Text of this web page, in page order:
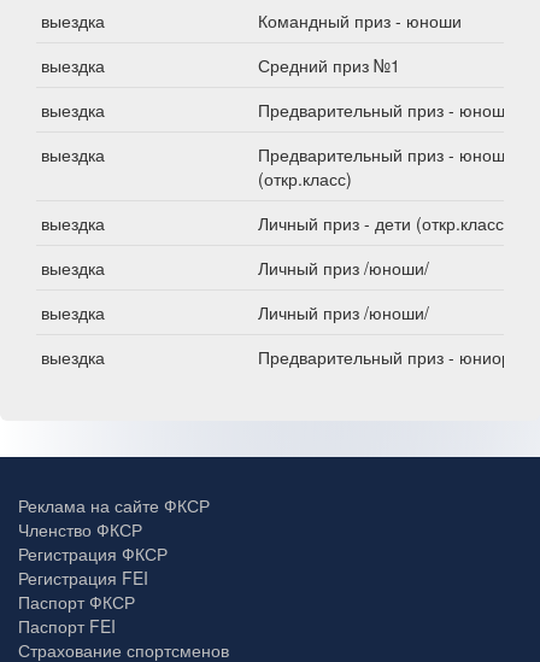
выездка
Командный приз - юноши
выездка
Средний приз №1
выездка
Предварительный приз - юноши
выездка
Предварительный приз - юноши
(откр.класс)
выездка
Личный приз - дети (откр.класс)
выездка
Личный приз /юноши/
выездка
Личный приз /юноши/
выездка
Предварительный приз - юниоры
Реклама на сайте ФКСР
Членство ФКСР
Регистрация ФКСР
Регистрация FEI
Паспорт ФКСР
Паспорт FEI
Страхование спортсменов